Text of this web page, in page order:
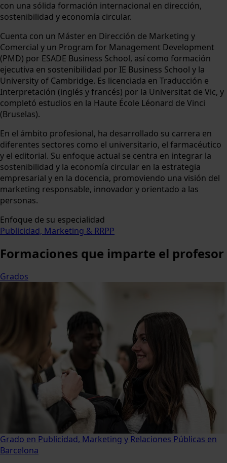
con una sólida formación internacional en dirección,
sostenibilidad y economía circular.
Cuenta con un Máster en Dirección de Marketing y
Comercial y un Program for Management Development
(PMD) por ESADE Business School, así como formación
ejecutiva en sostenibilidad por IE Business School y la
University of Cambridge. Es licenciada en Traducción e
Interpretación (inglés y francés) por la Universitat de Vic, y
completó estudios en la Haute École Léonard de Vinci
(Bruselas).
En el ámbito profesional, ha desarrollado su carrera en
diferentes sectores como el universitario, el farmacéutico
y el editorial. Su enfoque actual se centra en integrar la
sostenibilidad y la economía circular en la estrategia
empresarial y en la docencia, promoviendo una visión del
marketing responsable, innovador y orientado a las
personas.
Enfoque de su especialidad
Publicidad, Marketing & RRPP
Formaciones que imparte el profesor
Grados
Grado en Publicidad, Marketing y Relaciones Públicas en
Barcelona